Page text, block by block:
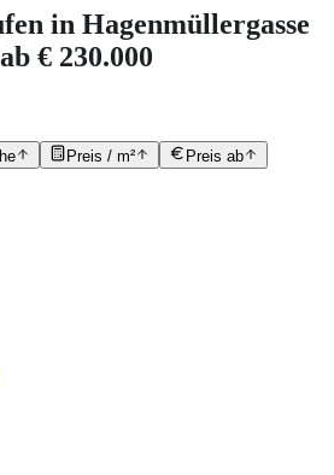
in Hagenmüllergasse
€ 230.000
Preis / m² Preis ab